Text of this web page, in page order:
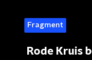
Fragment
Rode Kruis